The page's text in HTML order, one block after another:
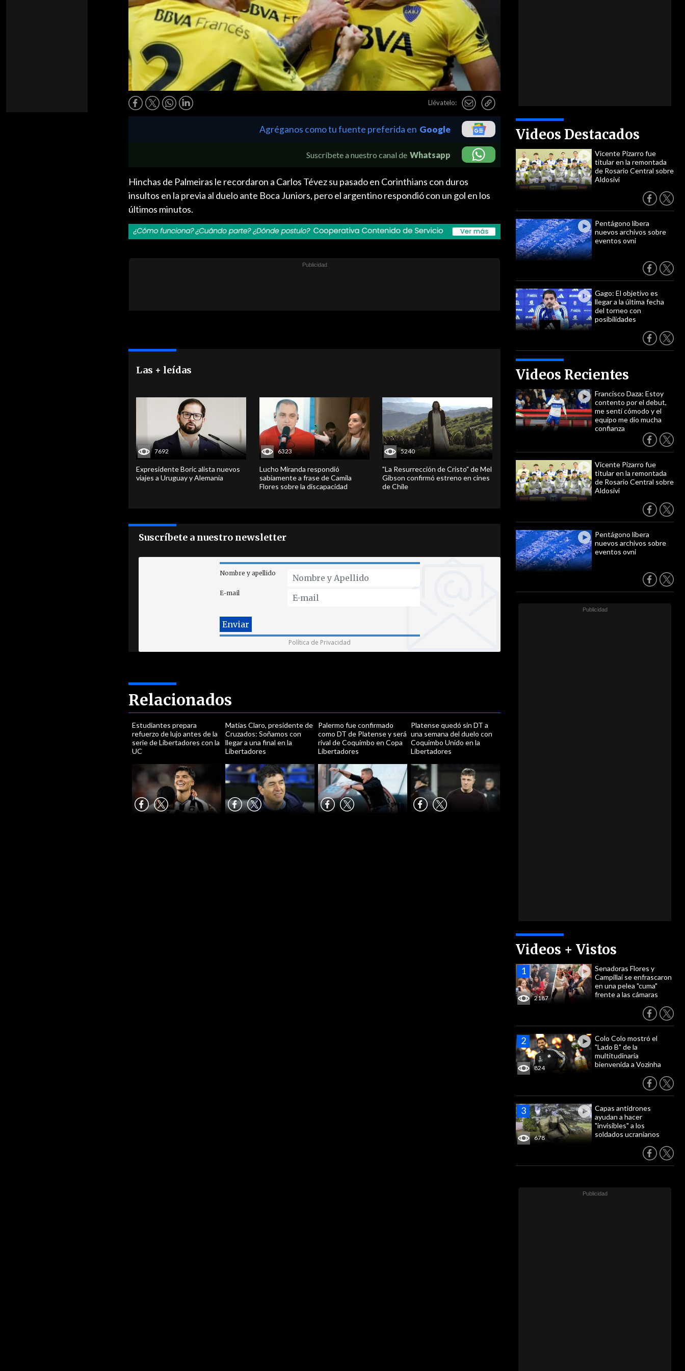
Llévatelo:
Videos Destacados
Vicente Pizarro fue
titular en la remontada
de Rosario Central sobre
Aldosivi
Pentágono libera
nuevos archivos sobre
eventos ovni
Gago: El objetivo es
llegar a la última fecha
del torneo con
posibilidades
Videos Recientes
Francisco Daza: Estoy
contento por el debut,
me sentí cómodo y el
equipo me dio mucha
confianza
Vicente Pizarro fue
titular en la remontada
de Rosario Central sobre
Aldosivi
Pentágono libera
nuevos archivos sobre
eventos ovni
Videos + Vistos
2187
Senadoras Flores y
Campillai se enfrascaron
en una pelea "cuma"
frente a las cámaras
824
Colo Colo mostró el
"Lado B" de la
multitudinaria
bienvenida a Vozinha
678
Capas antidrones
ayudan a hacer
"invisibles" a los
soldados ucranianos
Agréganos como tu fuente preferida en Google
Suscríbete a nuestro canal de Whatsapp
Hinchas de Palmeiras le recordaron a Carlos Tévez su pasado en Corinthians con duros
insultos en la previa al duelo ante Boca Juniors, pero el argentino respondió con un gol en los
últimos minutos.
Las + leídas
7692
Expresidente Boric alista nuevos
viajes a Uruguay y Alemania
6323
Lucho Miranda respondió
sabiamente a frase de Camila
Flores sobre la discapacidad
5240
"La Resurrección de Cristo" de Mel
Gibson confirmó estreno en cines
de Chile
Suscríbete a nuestro newsletter
Nombre y apellido
E-mail
Política de Privacidad
Relacionados
Estudiantes prepara
refuerzo de lujo antes de la
serie de Libertadores con la
UC
Matías Claro, presidente de
Cruzados: Soñamos con
llegar a una final en la
Libertadores
Palermo fue confirmado
como DT de Platense y será
rival de Coquimbo en Copa
Libertadores
Platense quedó sin DT a
una semana del duelo con
Coquimbo Unido en la
Libertadores